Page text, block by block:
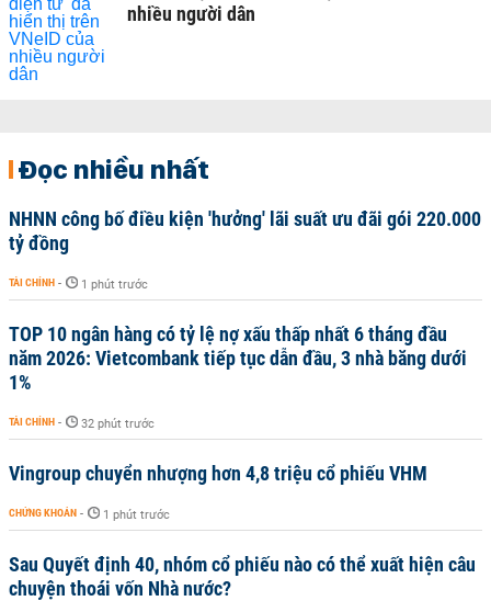
nhiều người dân
Đọc nhiều nhất
NHNN công bố điều kiện 'hưởng' lãi suất ưu đãi gói 220.000
tỷ đồng
TÀI CHÍNH - 1 phút trước
TOP 10 ngân hàng có tỷ lệ nợ xấu thấp nhất 6 tháng đầu
năm 2026: Vietcombank tiếp tục dẫn đầu, 3 nhà băng dưới
1%
TÀI CHÍNH - 32 phút trước
Vingroup chuyển nhượng hơn 4,8 triệu cổ phiếu VHM
CHỨNG KHOÁN - 1 phút trước
Sau Quyết định 40, nhóm cổ phiếu nào có thể xuất hiện câu
chuyện thoái vốn Nhà nước?